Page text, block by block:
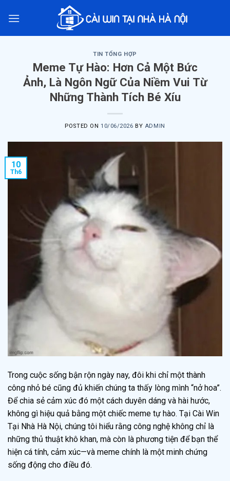
TIN TỔNG HỢP
Meme Tự Hào: Hơn Cả Một Bức
Ảnh, Là Ngôn Ngữ Của Niềm Vui Từ
Những Thành Tích Bé Xíu
POSTED ON 10/06/2026 BY ADMIN
10
Th6
Trong cuộc sống bận rộn ngày nay, đôi khi chỉ một thành
công nhỏ bé cũng đủ khiến chúng ta thấy lòng mình “nở hoa”.
Để chia sẻ cảm xúc đó một cách duyên dáng và hài hước,
không gì hiệu quả bằng một chiếc meme tự hào. Tại Cài Win
Tại Nhà Hà Nội, chúng tôi hiểu rằng công nghệ không chỉ là
những thủ thuật khô khan, mà còn là phương tiện để bạn thể
hiện cá tính, cảm xúc—và meme chính là một minh chứng
sống động cho điều đó.